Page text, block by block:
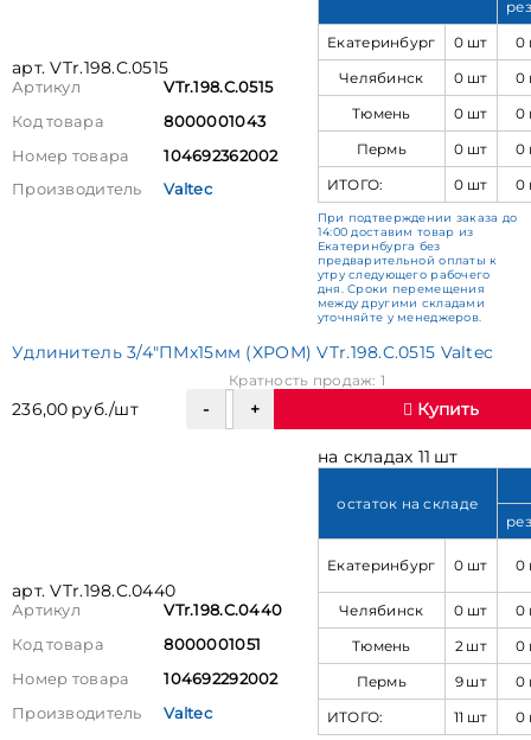
арт. VTr.198.C.0515
Артикул
VTr.198.C.0515
Код товара
8000001043
Номер товара
104692362002
Производитель
Valtec
Екатеринбург
0 шт
0
Челябинск
0 шт
0
Тюмень
0 шт
0
Пермь
0 шт
0
ИТОГО:
0 шт 0
При подтверждении заказа до
14:00 доставим товар из
Екатеринбурга без
предварительной оплаты к
утру следующего рабочего
дня. Сроки перемещения
между другими складами
уточняйте у менеджеров.
Удлинитель 3/4"ПМх15мм (ХРОМ) VTr.198.C.0515 Valtec
236,00 руб./шт
Кратность продаж: 1
Купить
арт. VTr.198.C.0440
Артикул
VTr.198.C.0440
Код товара
8000001051
Номер товара
104692292002
Производитель
Valtec
на складах 11 шт
остаток на складе
Екатеринбург 0 шт 0
Челябинск 0 шт
0
Тюмень
2 шт
0
Пермь
9 шт
0
ИТОГО:
11 шт 0